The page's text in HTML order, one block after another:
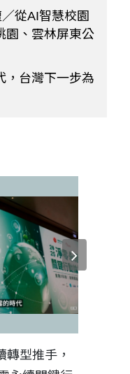
從AI智慧校園
園、雲林屏東公
，台灣下一步為
型推手，